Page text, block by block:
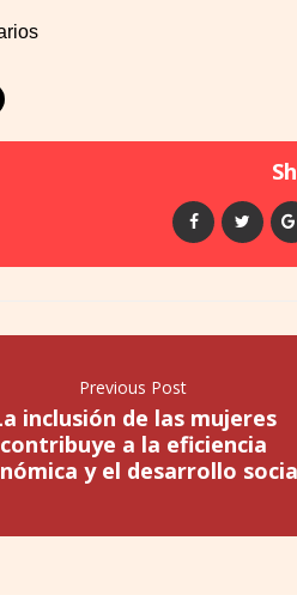
Previous Post
inclusión de las mujeres
contribuye a la eficiencia
y el desarrollo